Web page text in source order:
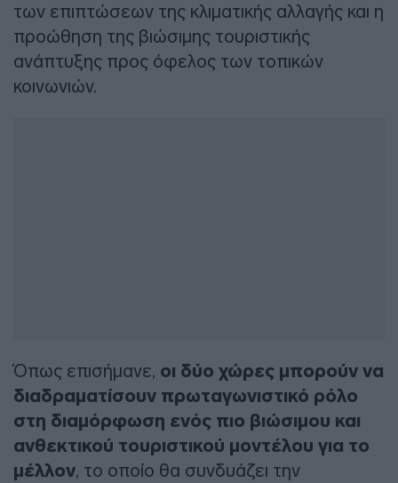
των επιπτώσεων της κλιματικής αλλαγής και η
προώθηση της βιώσιμης τουριστικής
ανάπτυξης προς όφελος των τοπικών
κοινωνιών.
Όπως επισήμανε, οι δύο χώρες μπορούν να
διαδραματίσουν πρωταγωνιστικό ρόλο
στη διαμόρφωση ενός πιο βιώσιμου και
ανθεκτικού τουριστικού μοντέλου για το
μέλλον, το οποίο θα συνδυάζει την